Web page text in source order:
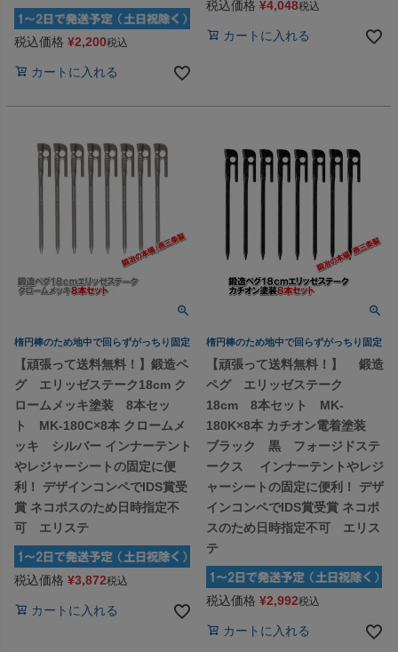
税込価格 ¥2,200税込
カートに入れる
税込価格 ¥4,048税込
カートに入れる
楕円棒のため地中で回らずがっちり固定
【頑張って送料無料！】鍛造ペ
グ エリッゼステーク18cm ク
ロームメッキ塗装 8本セッ
ト MK-180C×8本 クロームメ
ッキ シルバー インナーテント
やレジャーシートの固定に便
利！ デザインコンペでIDS賞受
賞 ネコポスのため日時指定不
可 エリステ
税込価格 ¥3,872税込
カートに入れる
楕円棒のため地中で回らずがっちり固定
【頑張って送料無料！】 鍛造
ペグ エリッゼステーク
18cm 8本セット MK-
180K×8本 カチオン電着塗装
ブラック 黒 フォージドステ
ークス インナーテントやレジ
ャーシートの固定に便利！ デザ
インコンペでIDS賞受賞 ネコポ
スのため日時指定不可 エリス
テ
税込価格 ¥2,992税込
カートに入れる